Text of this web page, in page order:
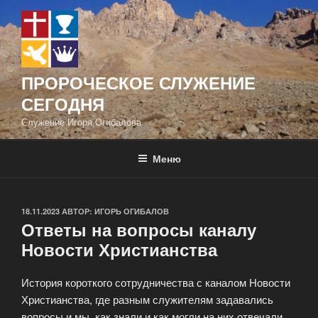
Перейти
к
содержимому
ПРОРОЧЕСКОЕ СЛУЖЕНИЕ
СЕГОДНЯ
Служение Игоря Огибалова
Меню
ОПУБЛИКОВАНО
18.11.2023 АВТОР: ИГОРЬ ОГИБАЛОВ
Ответы на вопросы каналу
Новости Христианства
История короткого сотрудничества с каналом Новости
Христианства, где разным служителям задавались